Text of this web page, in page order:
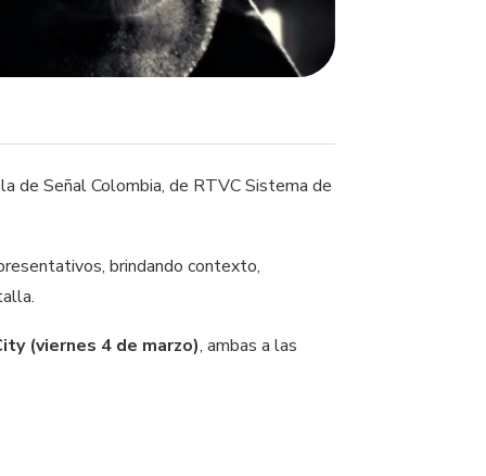
de Señal Colombia, de RTVC Sistema de
brindando contexto,
(viernes 4 de marzo), ambas a las